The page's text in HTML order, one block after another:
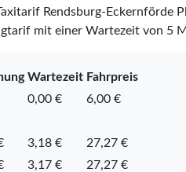
Rendsburg-Eckernförde
mit einer Wartezeit von 5
Wartezeit Fahrpreis
0,00 €
6,00 €
3,18 €
27,27 €
3,17 €
27,27 €